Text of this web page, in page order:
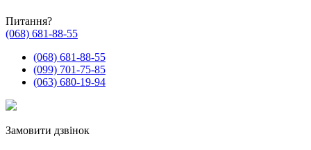
Питання?
(068) 681-88-55
(068) 681-88-55
(099) 701-75-85
(063) 680-19-94
Замовити дзвінок